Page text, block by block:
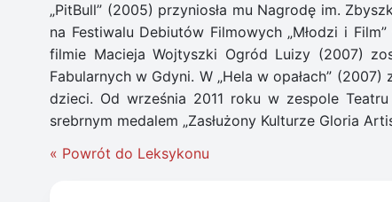
„PitBull” (2005) przyniosła mu Nagrodę im.
na Festiwalu Debiutów Filmowych „Młodzi i
filmie Macieja Wojtyszki Ogród Luizy (2007)
Fabularnych w Gdyni. W „Hela w opałach”
dzieci. Od września 2011 roku w zespole
srebrnym medalem „Zasłużony Kulturze Gloria
« Powrót do Leksykonu